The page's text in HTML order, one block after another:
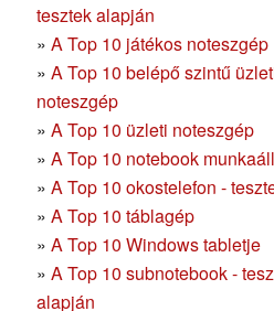
tesztek alapján
» A Top 10 játékos noteszgép
» A Top 10 belépő szintű
noteszgép
» A Top 10 üzleti noteszgép
» A Top 10 notebook
» A Top 10 okostelefon -
» A Top 10 táblagép
» A Top 10 Windows tabletje
» A Top 10 subnotebook -
alapján